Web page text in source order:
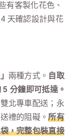
有客製化花色、
天確認設計與花
兩種方式。 自取
分鐘即可抵達。
北專車配送；永
禮的阻礙。所有
，完整包裝直接